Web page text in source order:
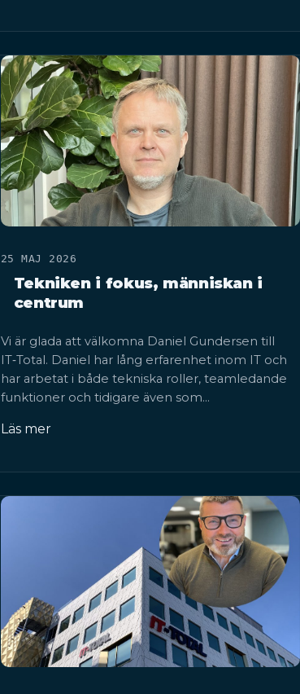
25 MAJ 2026
Tekniken i fokus, människan i
centrum
Vi är glada att välkomna Daniel Gundersen till
IT‑Total. Daniel har lång erfarenhet inom IT och
har arbetat i både tekniska roller, teamledande
funktioner och tidigare även som…
Läs mer